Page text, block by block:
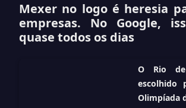
Mexer no logo é heresia
empresas. No Google,
quase todos os dias
O Rio
escolhido
Olimpíada